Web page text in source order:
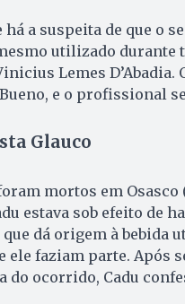
a suspeita de que o
utilizado
Lemes
e o profissional
Glauco
mortos em Osasco
estava sob efeito de
dá origem à bebida
ele faziam parte. Após
do ocorrido, Cadu